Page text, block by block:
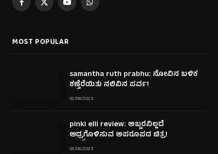
Facebook
X
YouTubeWhatsApp
MOST POPULAR
samantha ruth prabhu: ನೋವಿನ ಬಳಿಕ
ಕಣ್ತೆರೆಯಿತು ನಲಿವಿನ ಪರ್ವ!
02/06/2023
pinki elli review: ಅಬ್ಬರವಿಲ್ಲದೆ
ಆದ್ರ್ರಗೊಳಿಸುವ ಅಪರೂಪದ ಚಿತ್ರ!
03/06/2023